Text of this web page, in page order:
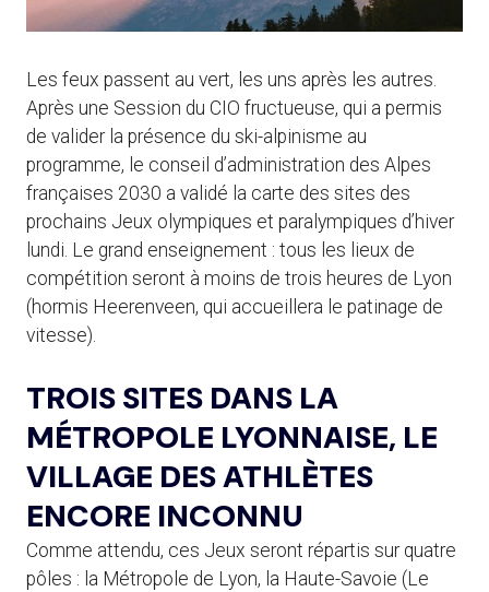
Les feux passent au vert, les uns après les autres.
Après une Session du CIO fructueuse, qui a permis
de valider la présence du ski-alpinisme au
programme, le conseil d’administration des Alpes
françaises 2030 a validé la carte des sites des
prochains Jeux olympiques et paralympiques d’hiver
lundi. Le grand enseignement : tous les lieux de
compétition seront à moins de trois heures de Lyon
(hormis Heerenveen, qui accueillera le patinage de
vitesse).
TROIS SITES DANS LA
MÉTROPOLE LYONNAISE, LE
VILLAGE DES ATHLÈTES
ENCORE INCONNU
Comme attendu, ces Jeux seront répartis sur quatre
pôles : la Métropole de Lyon, la Haute-Savoie (Le